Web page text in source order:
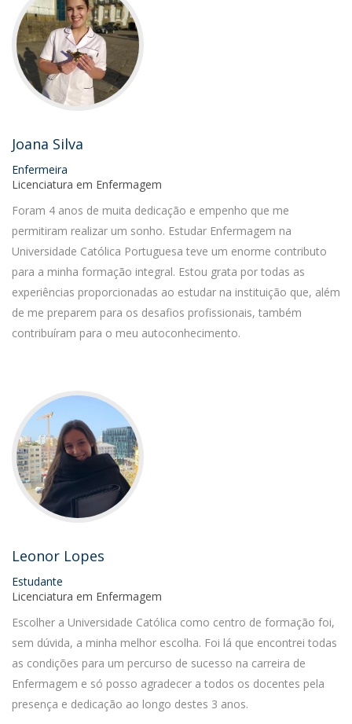
Joana Silva
Enfermeira
Licenciatura em Enfermagem
Foram 4 anos de muita dedicação e empenho que me
permitiram realizar um sonho. Estudar Enfermagem na
Universidade Católica Portuguesa teve um enorme contributo
para a minha formação integral. Estou grata por todas as
experiências proporcionadas ao estudar na instituição que, além
de me preparem para os desafios profissionais, também
contribuíram para o meu autoconhecimento.
Leonor Lopes
Estudante
Licenciatura em Enfermagem
Escolher a Universidade Católica como centro de formação foi,
sem dúvida, a minha melhor escolha. Foi lá que encontrei todas
as condições para um percurso de sucesso na carreira de
Enfermagem e só posso agradecer a todos os docentes pela
presença e dedicação ao longo destes 3 anos.